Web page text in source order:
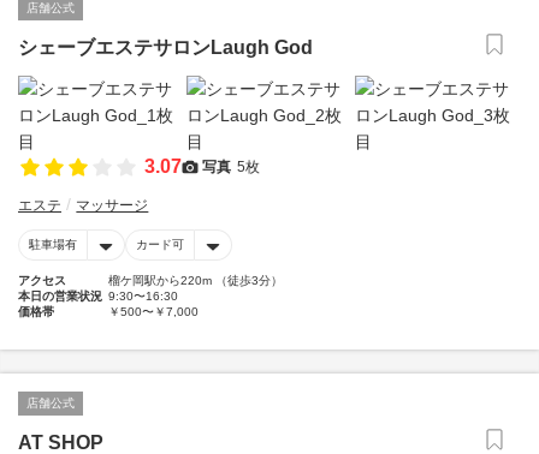
店舗公式
シェーブエステサロンLaugh God
3.07 写真 5枚
エステ マッサージ
駐車場有 カード可
アクセス
榴ケ岡駅から220m （徒歩3分）
本日の営業状況 9:30〜16:30
価格帯
￥500〜￥7,000
店舗公式
AT SHOP